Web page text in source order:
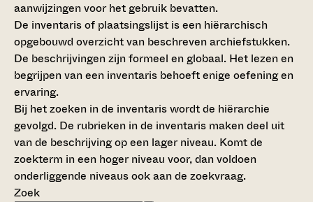
aanwijzingen voor het gebruik bevatten.
De inventaris of plaatsingslijst is een hiërarchisch
opgebouwd overzicht van beschreven archiefstukken.
De beschrijvingen zijn formeel en globaal. Het lezen en
begrijpen van een inventaris behoeft enige oefening en
ervaring.
Bij het zoeken in de inventaris wordt de hiërarchie
gevolgd. De rubrieken in de inventaris maken deel uit
van de beschrijving op een lager niveau. Komt de
zoekterm in een hoger niveau voor, dan voldoen
onderliggende niveaus ook aan de zoekvraag.
Zoek